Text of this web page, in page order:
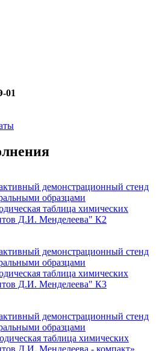
демонстрационный стенд
образцами
таблица химических
Д.И. Менделеева" К2
демонстрационный стенд
образцами
таблица химических
Д.И. Менделеева" К3
демонстрационный стенд
образцами
таблица химических
Д.И. Менделеева - компакт»